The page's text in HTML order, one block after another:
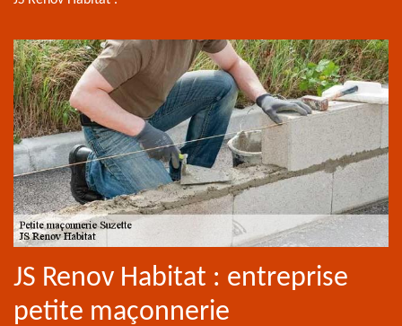
JS Renov Habitat : entreprise
petite maçonnerie